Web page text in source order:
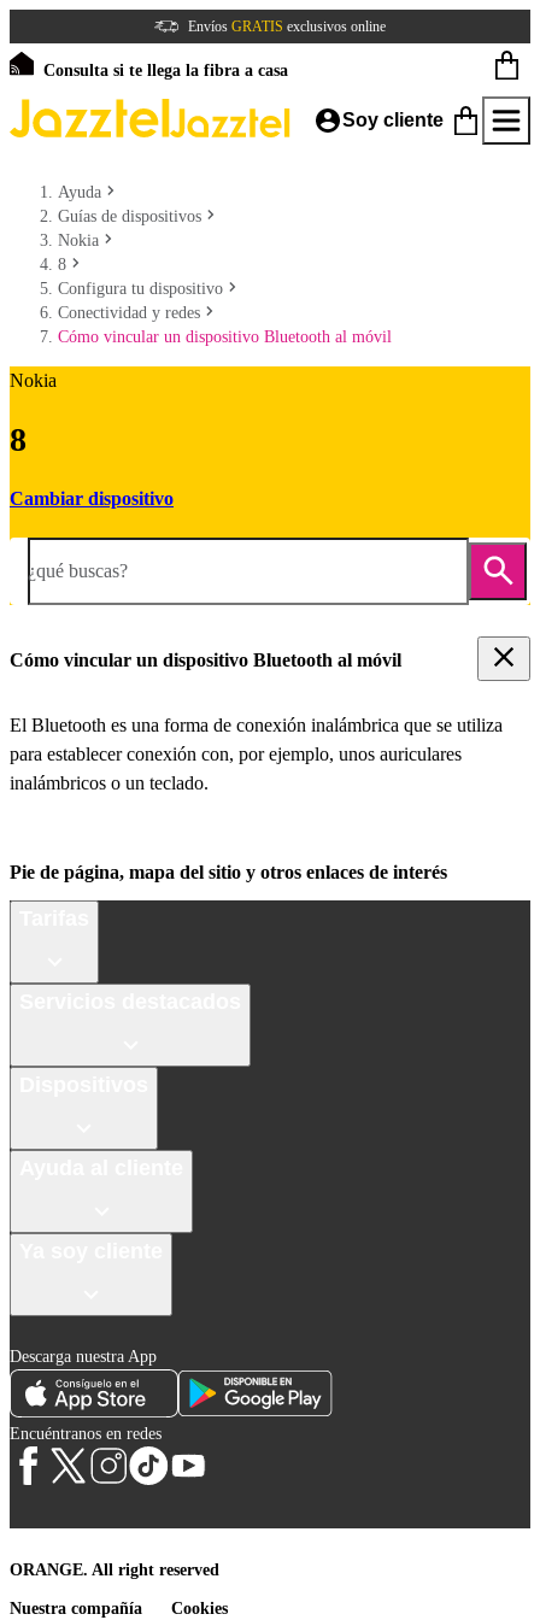
Envíos GRATIS exclusivos online
Consulta si te llega la fibra a casa
Soy cliente
Ayuda
Guías de dispositivos
Nokia
8
Configura tu dispositivo
Conectividad y redes
Cómo vincular un dispositivo Bluetooth al móvil
Nokia
8
Cambiar dispositivo
¿qué buscas?
Cómo vincular un dispositivo Bluetooth al móvil
El Bluetooth es una forma de conexión inalámbrica que se utiliza
para establecer conexión con, por ejemplo, unos auriculares
inalámbricos o un teclado.
Pie de página, mapa del sitio y otros enlaces de interés
Descarga nuestra App
Encuéntranos en redes
ORANGE. All right reserved
Nuestra compañía Cookies